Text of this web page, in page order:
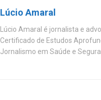
Lúcio Amaral
Lúcio Amaral é jornalista e
Certificado de Estudos
Jornalismo em Saúde e